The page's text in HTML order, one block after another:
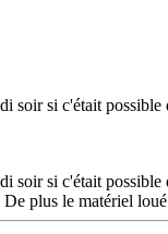
soir si c'était
soir si c'était
plus le matériel